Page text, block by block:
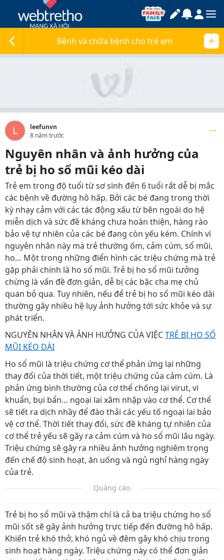
Bệnh và chữa bệnh cho trẻ em
L
leefunvn
8 năm trước
Nguyên nhân và ảnh hưởng của
trẻ bị ho sổ mũi kéo dài
Trẻ em trong độ tuổi từ sơ sinh đến 6 tuổi rất dễ bị mắc
các bệnh về đường hô hấp. Bởi các bé đang trong thời
kỳ nhạy cảm với các tác động xấu từ bên ngoài do hệ
miễn dịch và sức đề kháng chưa hoàn thiện, hàng rào
bảo vệ tự nhiên của các bé đang còn yếu kém. Chính vì
nguyên nhân này mà trẻ thường ốm, cảm cúm, sổ mũi,
ho… Một trong những điển hình các triệu chứng mà trẻ
gặp phải chính là ho sổ mũi. Trẻ bị ho sổ mũi tưởng
chừng là vấn đề đơn giản, dễ bị các bậc cha mẹ chủ
quan bỏ qua. Tuy nhiên, nếu để trẻ bị ho sổ mũi kéo dài
thường gây nhiều hệ lụy ảnh hưởng tới sức khỏe và sự
phát triển.
NGUYÊN NHÂN VÀ ẢNH HƯỞNG CỦA VIỆCTRẺ BỊ HO SỔ
MŨI KÉO DÀI
Ho sổ mũi là triệu chứng cơ thể phản ứng lại những
thay đổi của thời tiết, một triệu chứng của cảm cúm. Là
phản ứng bình thường của cơ thể chống lại virut, vi
khuẩn, bụi bẩn… ngoại lai xâm nhập vào cơ thể. Cơ thể
sẽ tiết ra dịch nhầy để đào thải các yếu tố ngoại lai bảo
vệ cơ thể. Thời tiết thay đổi, sức đề kháng tự nhiên của
cơ thể trẻ yếu sẽ gây ra cảm cúm và ho sổ mũi lâu ngày.
Triệu chứng sẽ gây ra nhiều ảnh hưởng nghiêm trọng
đến chế độ sinh hoạt, ăn uống và ngủ nghỉ hàng ngày
của trẻ.
Quảng cáo
Trẻ bị ho sổ mũi và thậm chí là cả ba triệu chứng ho sổ
mũi sốt sẽ gây ảnh hưởng trực tiếp đến đường hô hấp.
Khiến trẻ khó thở, khó ngủ về đêm gây khó chịu trong
sinh hoạt hàng ngày. Triệu chứng này có thể đơn giản